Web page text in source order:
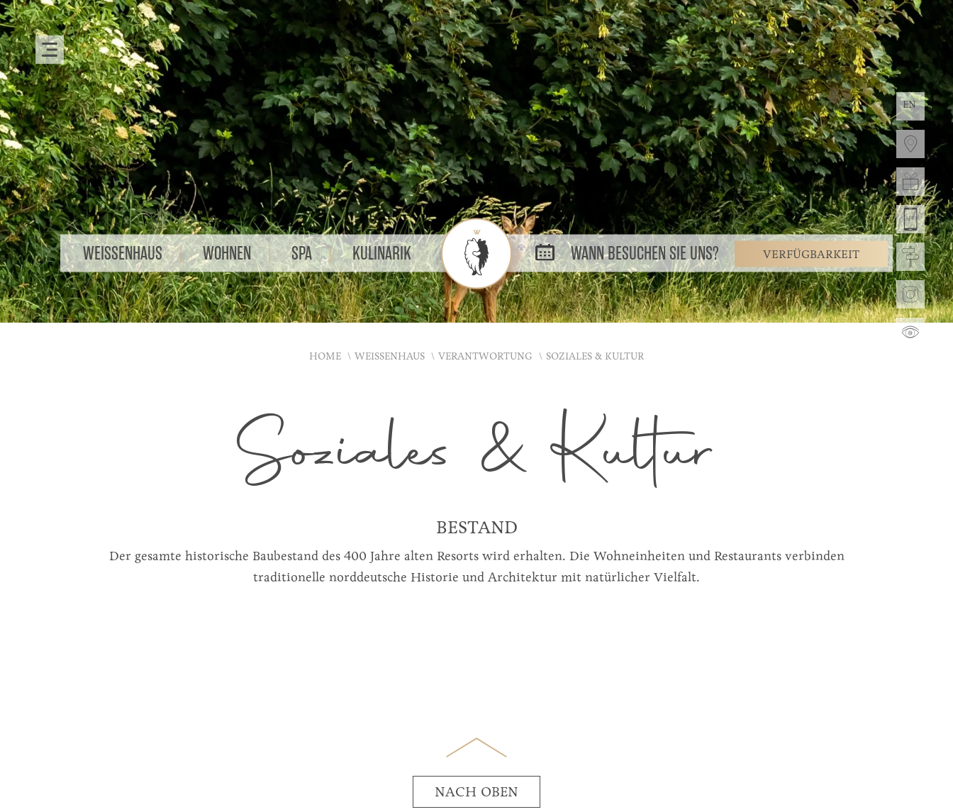
EN
WEISSENHAUS WOHNEN SPA KULINARIK WANN BESUCHEN SIE UNS? VERFÜGBARKEIT
HOME WEISSENHAUS VERANTWORTUNG SOZIALES & KULTUR
Soziales & Kultur
BESTAND
Der gesamte historische Baubestand des 400 Jahre alten Resorts wird erhalten. Die Wohneinheiten und Restaurants verbinden
traditionelle norddeutsche Historie und Architektur mit natürlicher Vielfalt.
NACH OBEN